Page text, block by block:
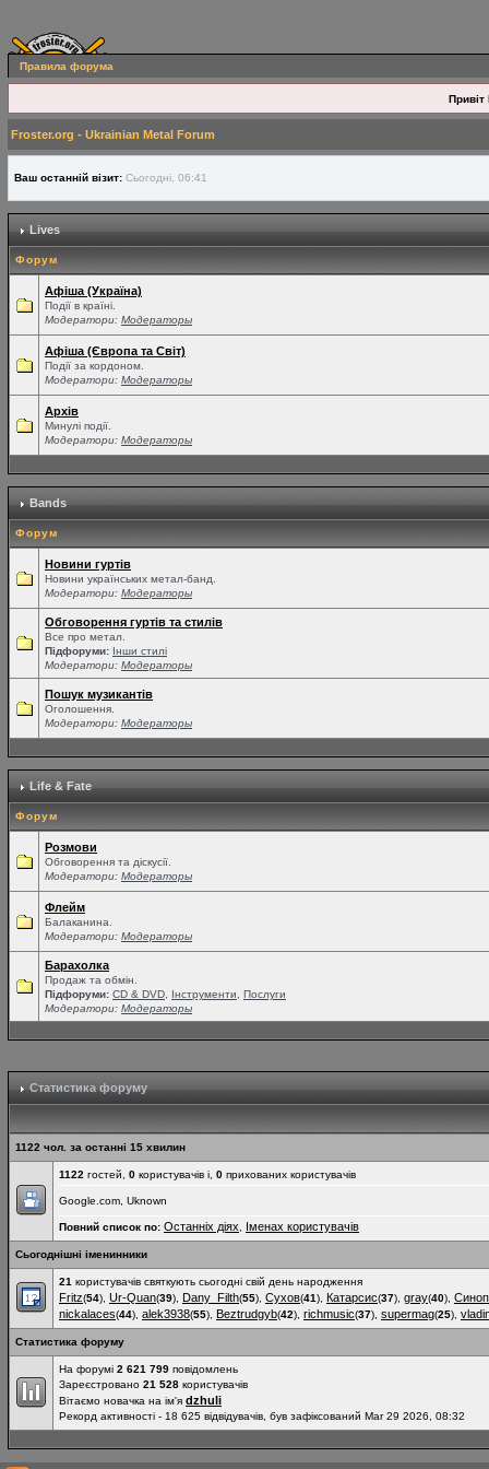
Правила форума
Привіт
Froster.org - Ukrainian Metal Forum
Ваш останній візит: Сьогодні, 06:41
Lives
Форум
Афіша (Україна)
Події в країні.
Модератори: Модераторы
Афіша (Європа та Світ)
Події за кордоном.
Модератори: Модераторы
Архів
Минулі події.
Модератори: Модераторы
Bands
Форум
Новини гуртів
Новини українських метал-банд.
Модератори: Модераторы
Обговорення гуртів та стилів
Все про метал.
Підфоруми: Інши стилі
Модератори: Модераторы
Пошук музикантів
Оголошення.
Модератори: Модераторы
Life & Fate
Форум
Розмови
Обговорення та діскусії.
Модератори: Модераторы
Флейм
Балаканина.
Модератори: Модераторы
Барахолка
Продаж та обмін.
Підфоруми: СD & DVD Інструменти
Послуги
Модератори: Модераторы
Статистика форуму
1122 чол. за останні 15 хвилин
1122 гостей, 0 користувачів і, 0 прихованих користувачів
Google.com, Uknown
Повний список по: Останніх діях Іменах користувачів
Сьогоднішні іменинники
21 користувачів святкують сьогодні свій день народження
Fritz(54), Ur-Quan(39), Dany_Filth(55), Сухов(41), Катарсис(37), gray(40),
nickalaces(44), alek3938(55), Beztrudgyb(42), richmusic(37), supermag(25),
Статистика форуму
На форумі 2 621 799 повідомлень
Зареєстровано 21 528 користувачів
Вітаємо новачка на ім'я dzhuli
Рекорд активності - 18 625 відвідувачів, був зафіксований Mar 29 2026, 08:32